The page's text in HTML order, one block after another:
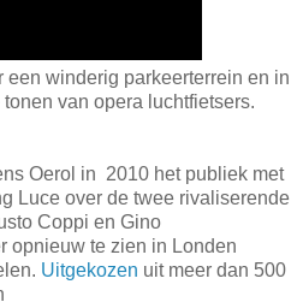
een winderig parkeerterrein en in
van opera luchtfietsers.
Oerol in 2010 het publiek met
Luce over de twee rivaliserende
Coppi en Gino
opnieuw te zien in Londen
Uitgekozen uit meer dan 500